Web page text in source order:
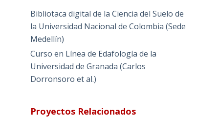
Bibliotaca digital de la Ciencia del Suelo de
la Universidad Nacional de Colombia (Sede
Medellín)
Curso en Línea de Edafología de la
Universidad de Granada (Carlos
Dorronsoro et al.)
Proyectos Relacionados